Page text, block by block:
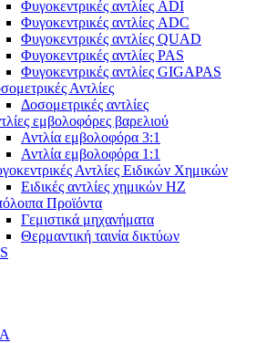
Φυγοκεντρικές αντλίες ADI
Φυγοκεντρικές αντλίες ADC
Φυγοκεντρικές αντλίες QUAD
Φυγοκεντρικές αντλίες PAS
Φυγοκεντρικές αντλίες GIGAPAS
Αντλίες
Δοσομετρικές αντλίες
εμβολοφόρες βαρελιού
Αντλία εμβολοφόρα 3:1
Αντλία εμβολοφόρα 1:1
Αντλίες Ειδικών Χημικών
Ειδικές αντλίες χημικών ΗΖ
Προϊόντα
Γεμιστικά μηχανήματα
Θερμαντική ταινία δικτύων